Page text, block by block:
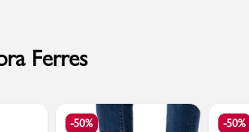
Ferres
-50% -50%